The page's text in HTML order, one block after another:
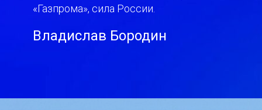
«Газпрома», сила России.
Владислав Бородин